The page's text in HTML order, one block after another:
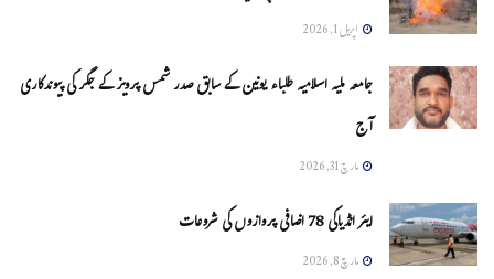
اپریل 1, 2026
جامعہ ملیہ اسلامیہ طلباء یونین کے سابق صدر شمس پرویز کے جگر کی پیوندکاری
آج
مارچ 31, 2026
ایئر انڈیاکی 78 اضافی پروازوں کی شروعات
مارچ 8, 2026